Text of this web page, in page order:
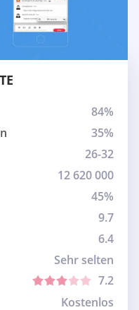
84%
35%
26-32
12 620 000
45%
9.7
6.4
Sehr selten
7.2
Kostenlos